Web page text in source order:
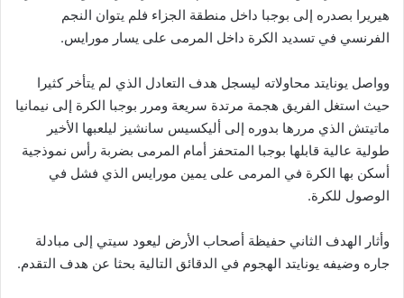
هيريرا بصدره إلى بوجبا داخل منطقة الجزاء فلم يتوان النجم
الفرنسي في تسديد الكرة داخل المرمى على يسار مورايس.
وواصل يونايتد محاولاته ليسجل هدف التعادل الذي لم يتأخر كثيرا
حيث استغل الفريق هجمة مرتدة سريعة ومرر بوجبا الكرة إلى نيمانيا
ماتيتش الذي مررها بدوره إلى أليكسيس سانشيز ليلعبها الأخير
طولية عالية قابلها بوجبا المتحفز أمام المرمى بضربة رأس نموذجية
أسكن بها الكرة في المرمى على يمين مورايس الذي فشل في
الوصول للكرة.
وأثار الهدف الثاني حفيظة أصحاب الأرض ليعود سيتي إلى مبادلة
جاره وضيفه يونايتد الهجوم في الدقائق التالية بحثا عن هدف التقدم.